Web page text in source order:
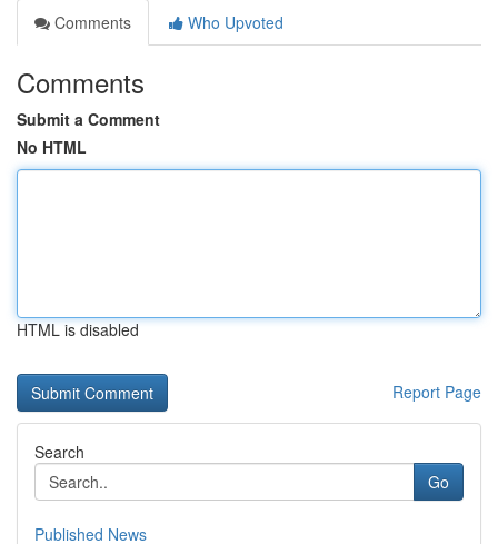
Comments
Who Upvoted
Comments
Submit a Comment
No HTML
HTML is disabled
Report Page
Search
Go
Published News